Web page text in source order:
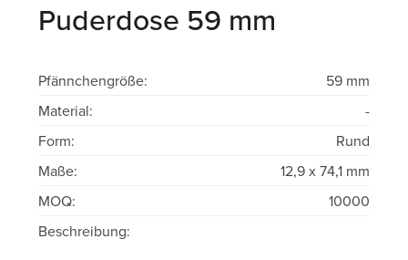
Puderdose 59 mm
Pfännchengröße:
59 mm
Material:
-
Form:
Rund
Maße:
12,9 x 74,1 mm
MOQ:
10000
Beschreibung: